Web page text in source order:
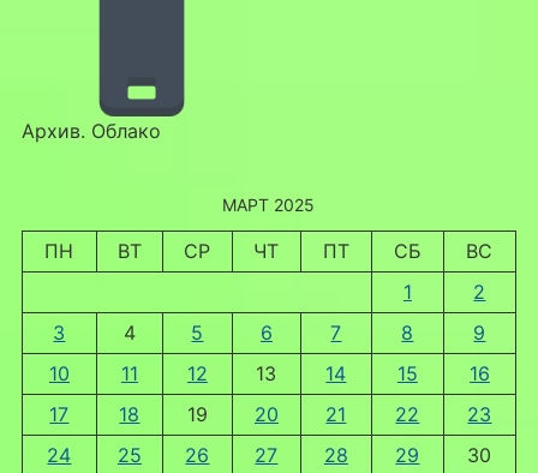
Архив. Облако
МАРТ 2025
ПН ВТ СР ЧТ ПТ СБ
ВС
1
2
3
4 5 6 7 8
9
10
11 12 13 14 15
16
17
18 19 20 21 22
23
24
25 26 27 28 29
30